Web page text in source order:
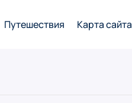
Путешествия Карта сайта